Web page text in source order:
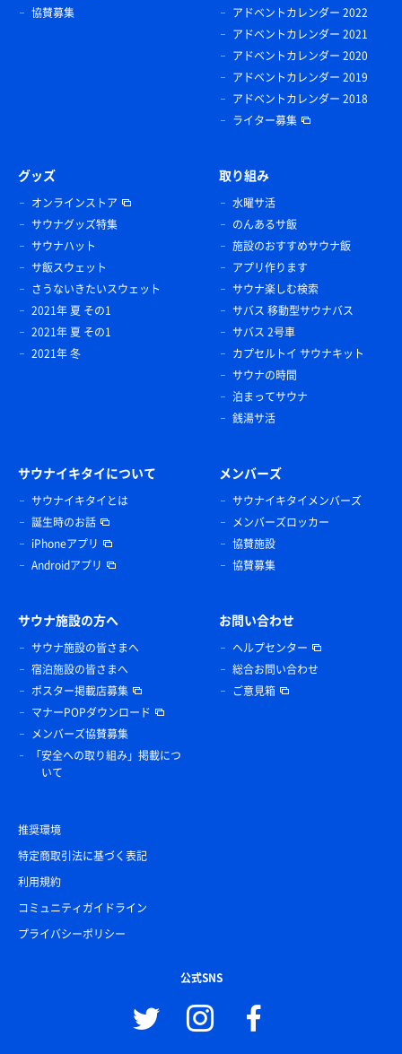
協賛募集
アドベントカレンダー 2022
アドベントカレンダー 2021
アドベントカレンダー 2020
アドベントカレンダー 2019
アドベントカレンダー 2018
ライター募集
グッズ
オンラインストア
サウナグッズ特集
サウナハット
サ飯スウェット
さうないきたいスウェット
2021年 夏 その1
2021年 夏 その1
2021年 冬
取り組み
水曜サ活
のんあるサ飯
施設のおすすめサウナ飯
アプリ作ります
サウナ楽しむ検索
サバス 移動型サウナバス
サバス 2号車
カプセルトイ サウナキット
サウナの時間
泊まってサウナ
銭湯サ活
サウナイキタイについて
サウナイキタイとは
誕生時のお話
iPhoneアプリ
Androidアプリ
メンバーズ
サウナイキタイメンバーズ
メンバーズロッカー
協賛施設
協賛募集
サウナ施設の方へ
サウナ施設の皆さまへ
宿泊施設の皆さまへ
ポスター掲載店募集
マナーPOPダウンロード
メンバーズ協賛募集
「安全への取り組み」掲載につ
いて
お問い合わせ
ヘルプセンター
総合お問い合わせ
ご意見箱
推奨環境
特定商取引法に基づく表記
利用規約
コミュニティガイドライン
プライバシーポリシー
公式SNS